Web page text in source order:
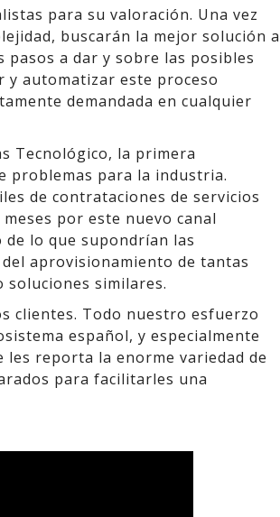
para su valoración. Una vez
buscarán la mejor solución a
pasos a dar y sobre las posibles
y automatizar este proceso
demandada en cualquier
Tecnológico, la primera
problemas para la industria.
de contrataciones de servicios
por este nuevo canal
de lo que supondrían las
aprovisionamiento de tantas
soluciones similares.
clientes. Todo nuestro esfuerzo
español, y especialmente
les reporta la enorme variedad de
para facilitarles una